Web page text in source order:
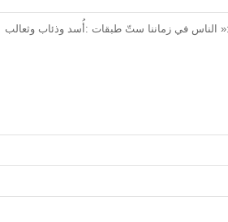
:« الناس في زماننا ستّ طبقات :أُسد وذئاب وثعالب